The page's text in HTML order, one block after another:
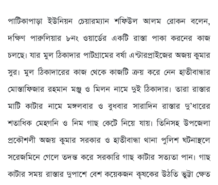
পাটিকাপাড়া ইউনিয়ন চেয়ারম্যান শফিউল আলম রোকন বলেন,
দক্ষিণ পারুলিয়ার ৮নং ওয়ার্ডের একটি রাস্তা পাকা করনের কাজ
চলছে। যার মুল ঠিকাদার পাটগ্রামের বর্ষা এন্টারপ্রাইজের অজয় কুমার
সুর। মুল ঠিকাদারের কাজ থেকে কাজটি ক্রয় করে নেন হাতীবান্ধার
মোস্তাফিজার রহমান মঞ্জু ও মিলন নামে দুই ঠিকাদার। তারা রাস্তার
মাটি কাটার নামে মঙ্গলবার ও বুধবার সারাদিন রাস্তার দু’ধারের
শতাধিক মেহগনি ও নিম গাছ কেটে নিয়ে যায়। তিনিসহ উপজেলা
প্রকৌশলী অজয় কুমার সরকার ও হাতীবান্ধা থানা পুলিশ ঘটনাস্থলে
সরেজমিনে গেলে তদন্ত করে সরকারি গাছ কাটার সত্যতা পান। গাছ
কাটার সময় রাস্তার দুপাশে বেশ কয়েকজন কৃষকের উঠতি ভুট্টা ক্ষেত